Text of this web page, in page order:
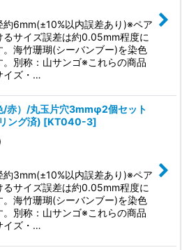
約6mm(±10%以内誤差あり)※ペア
るサイズ誤差は約0.05mm程度に
。海竹珊瑚(シーバンブー)を染色
。別称：山サンゴ※これらの商品
イズ・…
/赤）/丸玉片穴3mmφ2個セット
ング済) [KT040-3]
約3mm(±10%以内誤差あり)※ペア
るサイズ誤差は約0.05mm程度に
。海竹珊瑚(シーバンブー)を染色
。別称：山サンゴ※これらの商品
イズ・…